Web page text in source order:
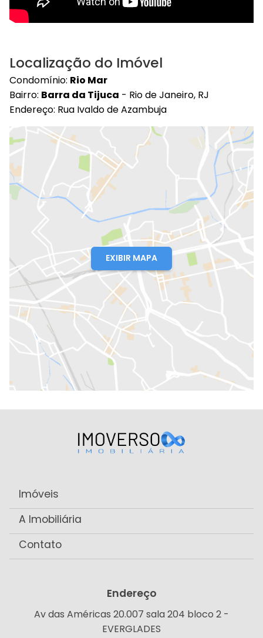
Localização do Imóvel
Condomínio: Rio Mar
Bairro: Barra da Tijuca - Rio de Janeiro, RJ
Endereço: Rua Ivaldo de Azambuja
EXIBIR MAPA
Imóveis
A Imobiliária
Contato
Endereço
Av das Américas 20.007 sala 204 bloco 2 -
EVERGLADES